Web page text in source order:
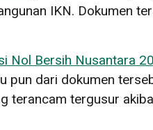
IKN. Dokumen
Nol Bersih Nusantara
pun dari dokumen
terancam tergusur